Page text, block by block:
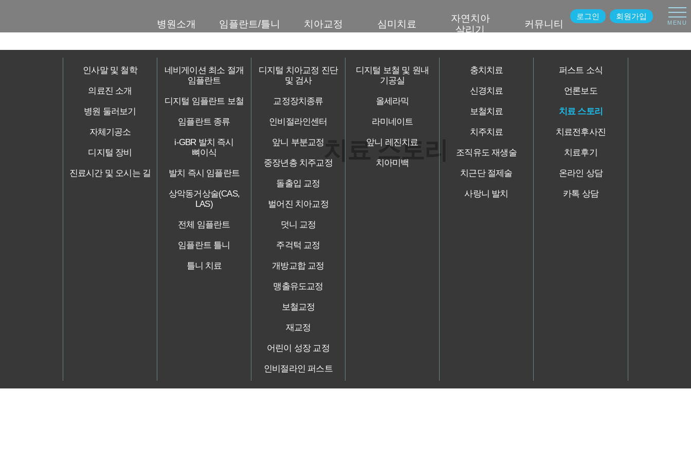
로그인 회원가입
MENU
병원소개 임플란트/틀니 치아교정 심미치료
자연치아
살리기
커뮤니티
인사말 및 철학
의료진 소개
병원 둘러보기
자체기공소
디지털 장비
진료시간 및 오시는 길
네비게이션 최소 절개
임플란트
디지털 임플란트 보철
임플란트 종류
i-GBR 발치 즉시
뼈이식
발치 즉시 임플란트
상악동거상술(CAS,
LAS)
전체 임플란트
임플란트 틀니
틀니 치료
디지털 치아교정 진단
및 검사
교정장치종류
인비절라인센터
앞니 부분교정
중장년층 치주교정
돌출입 교정
벌어진 치아교정
덧니 교정
주걱턱 교정
개방교합 교정
맹출유도교정
보철교정
재교정
어린이 성장 교정
인비절라인 퍼스트
디지털 보철 및 원내
기공실
올세라믹
라미네이트
앞니 레진치료
치아미백
충치치료
신경치료
보철치료
치주치료
조직유도 재생술
치근단 절제술
사랑니 발치
퍼스트 소식
언론보도
치료 스토리
치료전후사진
치료후기
온라인 상담
카톡 상담
치료 스토리